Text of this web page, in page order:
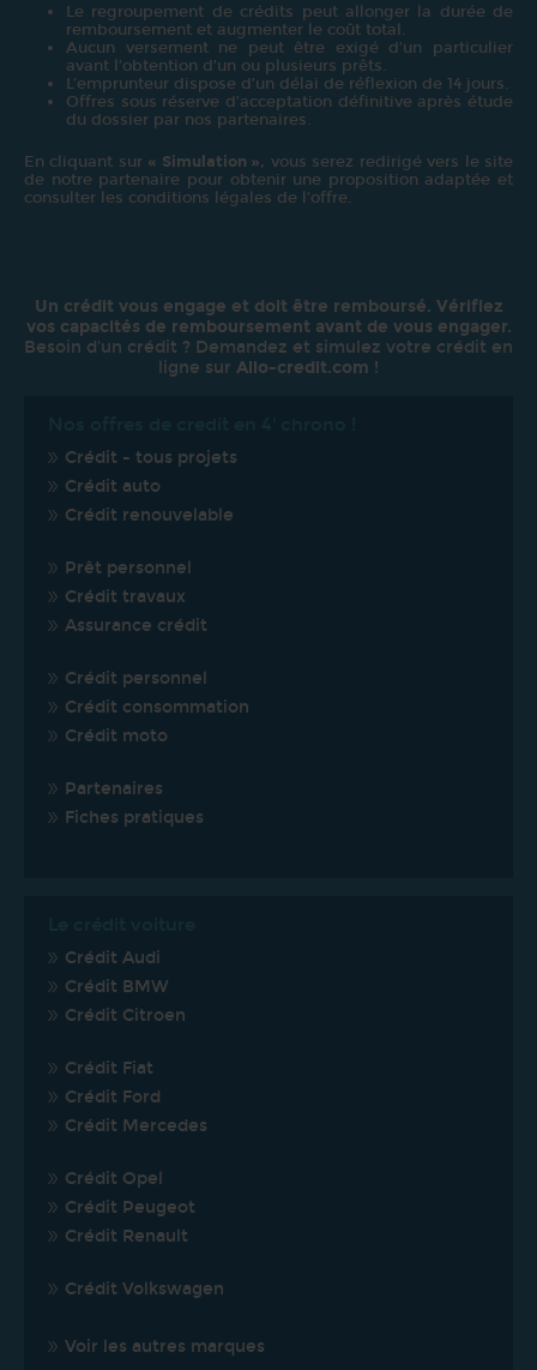
Le regroupement de crédits peut allonger la durée de
remboursement et augmenter le coût total.
Aucun versement ne peut être exigé d’un particulier
avant l’obtention d’un ou plusieurs prêts.
L’emprunteur dispose d’un délai de réflexion de 14 jours.
Offres sous réserve d’acceptation définitive après étude
du dossier par nos partenaires.
En cliquant sur « Simulation », vous serez redirigé vers le site
de notre partenaire pour obtenir une proposition adaptée et
consulter les conditions légales de l’offre.
Un crédit vous engage et doit être remboursé. Vérifiez
vos capacités de remboursement avant de vous engager.
Besoin d'un crédit ? Demandez et simulez votre crédit en
ligne sur Allo-credit.com !
Crédit - tous projets
Crédit auto
Crédit renouvelable
Prêt personnel
Crédit travaux
Assurance crédit
Crédit personnel
Crédit consommation
Crédit moto
Partenaires
Fiches pratiques
Crédit Audi
Crédit BMW
Crédit Citroen
Crédit Fiat
Crédit Ford
Crédit Mercedes
Crédit Opel
Crédit Peugeot
Crédit Renault
Crédit Volkswagen
Voir les autres marques